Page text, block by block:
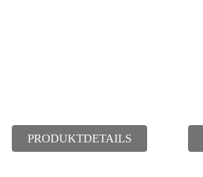
PRODUKTDETAILS